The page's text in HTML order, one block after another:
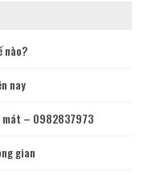
nào?
nay
mát – 0982837973
gian